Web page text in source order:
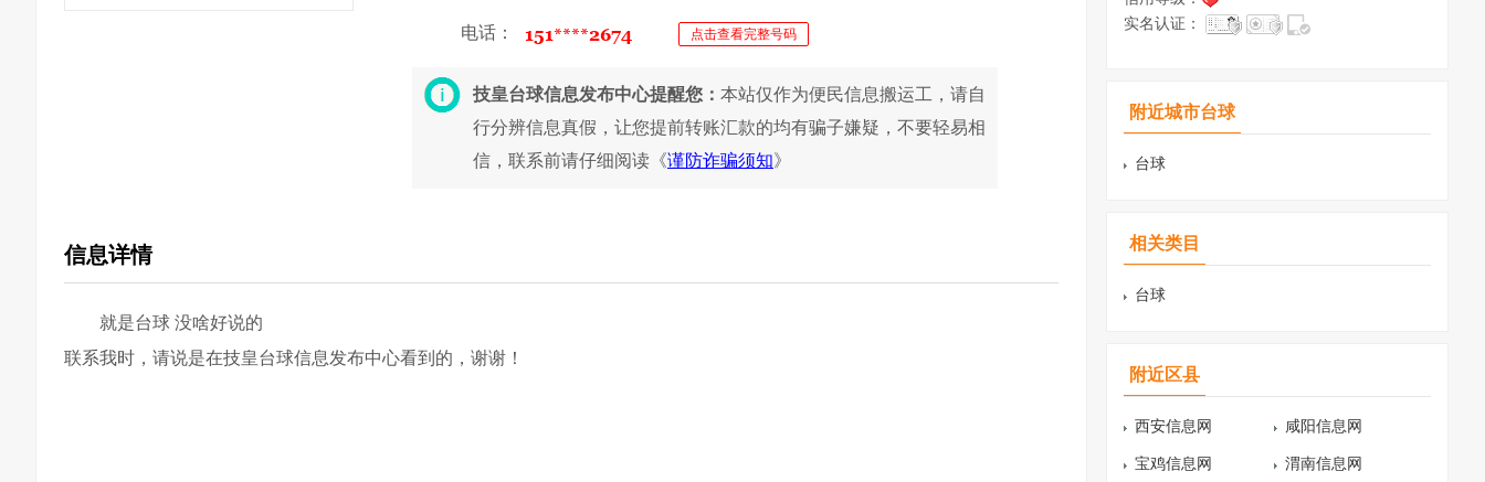
电话： 点击查看完整号码
技皇台球信息发布中心提醒您： 本站仅作为便民信息搬运工，请自
行分辨信息真假，让您提前转账汇款的均有骗子嫌疑，不要轻易相
信，联系前请仔细阅读《谨防诈骗须知》
信息详情
就是台球 没啥好说的
联系我时，请说是在技皇台球信息发布中心看到的，谢谢！
实名认证：
附近城市台球
台球
相关类目
台球
附近区县
西安信息网 咸阳信息网
宝鸡信息网 渭南信息网